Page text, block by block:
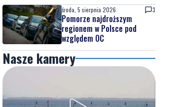
środa, 5 sierpnia 2026 3
Pomorze najdroższym
regionem w Polsce pod
względem OC
Nasze kamery